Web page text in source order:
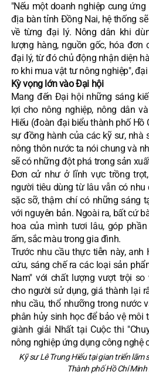
"Nếu một doanh nghiệp cung
địa bàn tỉnh Đồng Nai, hệ thống
về từng đại lý. Nông dân khi
lượng hàng, nguồn gốc, hóa
đại lý, từ đó chủ động nhận diện
ro khi mua vật tư nông nghiệp",
​Kỳ vọng lớn vào Đại hội
Mang đến Đại hội những sáng
lợi cho nông nghiệp, nông dân
Hiếu (đoàn đại biểu thành phố Hồ
sự đồng hành của các kỹ sư, nhà
nông thôn nước ta nói chung và
sẽ có những đột phá trong sản
Đơn cử như ở lĩnh vực trồng
người tiêu dùng từ lâu vẫn có
sặc sỡ, thậm chí có những sáng
với nguyên bản. Ngoài ra, bất cứ
hoa của mình tươi lâu, góp
ấm, sắc màu trong gia đình.
Trước nhu cầu thực tiễn này, anh
cứu, sáng chế ra các loại sản
Nam" với chất lượng vượt trội
cho người sử dụng, giá thành lại
nhu cầu, thổ nhưỡng trong nước
phân hủy sinh học để bảo vệ môi
giành giải Nhất tại Cuộc thi
nông nghiệp ứng dụng công nghệ
Kỹ sư Lê Trung Hiếu tại gian triển
Thành phố Hồ Chí Minh